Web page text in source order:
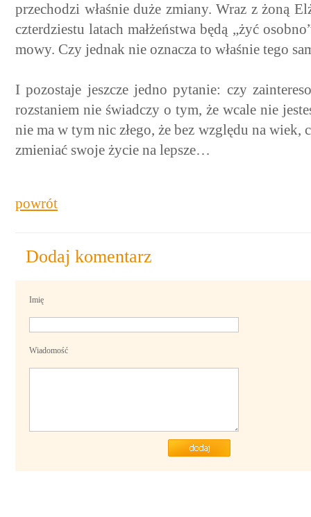
przechodzi właśnie duże zmiany. Wraz z żoną
czterdziestu latach małżeństwa będą „żyć
mowy. Czy jednak nie oznacza to właśnie tego
I pozostaje jeszcze jedno pytanie: czy
rozstaniem nie świadczy o tym, że wcale nie
nie ma w tym nic złego, że bez względu na wiek,
zmieniać swoje życie na lepsze…
powrót
Dodaj komentarz
Imię
Wiadomość